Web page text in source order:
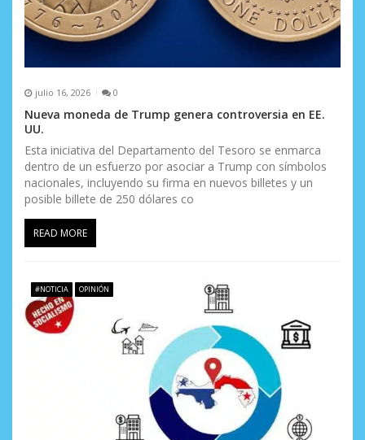
julio 16, 2026 0
Nueva moneda de Trump genera controversia en EE.
UU.
Esta iniciativa del Departamento del Tesoro se enmarca
dentro de un esfuerzo por asociar a Trump con símbolos
nacionales, incluyendo su firma en nuevos billetes y un
posible billete de 250 dólares co
READ MORE
#NOTICIA OPINIÓN